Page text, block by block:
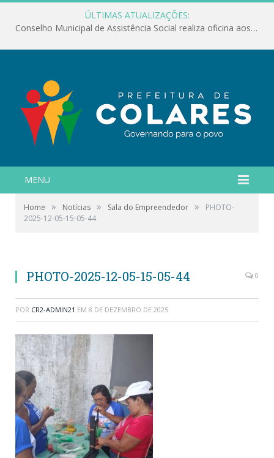
ÚLTIMAS ATUALIZAÇÕES:
Conselho Municipal de Assistência Social realiza oficina aos servidores
MENU
Home » Notícias » Sala do Empreendedor »
PHOTO-
2025-12-05-15-05-44
PHOTO-2025-12-05-15-05-44 0
POR CR2-ADMIN21 EM 8 DE DEZEMBRO DE 2025